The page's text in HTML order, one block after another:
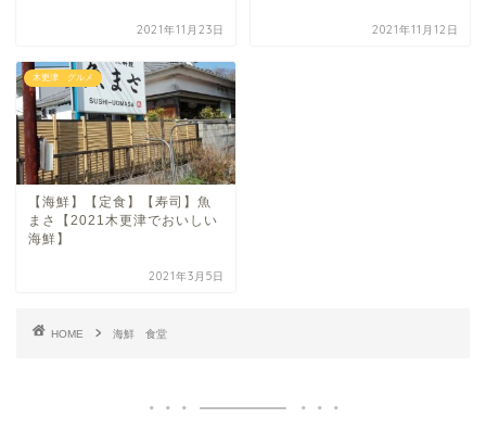
2021年11月23日 2021年11月12日
木更津 グルメ
【海鮮】【定食】【寿司】魚
まさ【2021木更津でおいしい
海鮮】
2021年3月5日
HOME 海鮮 食堂